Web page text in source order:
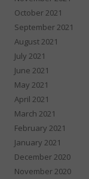
October 2021
September 2021
August 2021
July 2021
June 2021
May 2021
April 2021
March 2021
February 2021
January 2021
December 2020
November 2020